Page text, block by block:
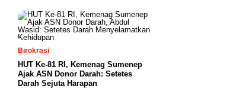
Birokrasi
HUT Ke-81 RI, Kemenag Sumenep
Ajak ASN Donor Darah: Setetes
Darah Sejuta Harapan